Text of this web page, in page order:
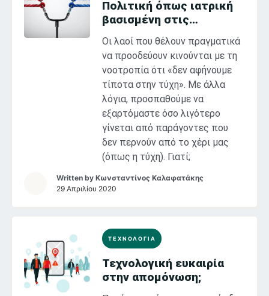
Πολιτική όπως ιατρική
βασισμένη στις
ενδείξεις
Οι λαοί που θέλουν πραγματικά
να προοδεύουν κινούνται με τη
νοοτροπία ότι «δεν αφήνουμε
τίποτα στην τύχη». Με άλλα
λόγια, προσπαθούμε να
εξαρτόμαστε όσο λιγότερο
γίνεται από παράγοντες που
δεν περνούν από το χέρι μας
(όπως η τύχη). Γιατί;
Written by Κωνσταντίνος Καλαφατάκης
29 Απριλίου 2020
ΤΕΧΝΟΛΟΓΙΑ
Τεχνολογική ευκαιρία
στην απομόνωση;